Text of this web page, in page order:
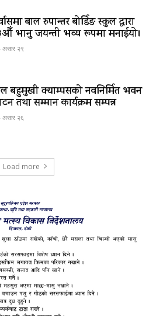
बाल रुपान्तर बोर्डिङ स्कुल द्धारा
भानु जयन्ती भव्य रूपमा मनाईयो।
असार २९
बहुमुखी क्याम्पसको नवनिर्मित भवन
तथा सम्मान कार्यक्रम सम्पन्न
असार २६
Load more